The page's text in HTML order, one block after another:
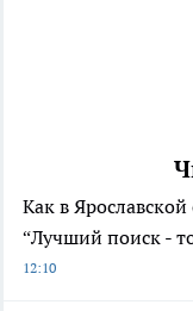
Как в
“Лучший поиск -
12:10